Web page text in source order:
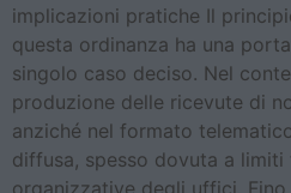
implicazioni pratiche Il
questa ordinanza ha una
singolo caso deciso. Nel
produzione delle ricevute di
anziché nel formato
diffusa, spesso dovuta a
organizzative degli uffici.